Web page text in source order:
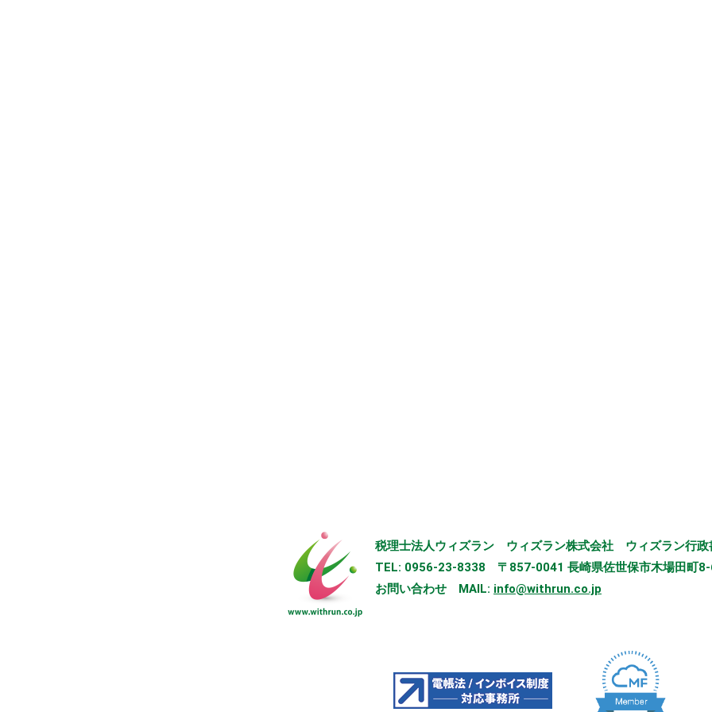
税理士法人ウィズラン ウィズラン株式会社 ウィズラン行
TEL: 0956-23-8338 〒857-0041 長崎県佐世保市木場田町
お問い合わせ MAIL: info@withrun.co.jp